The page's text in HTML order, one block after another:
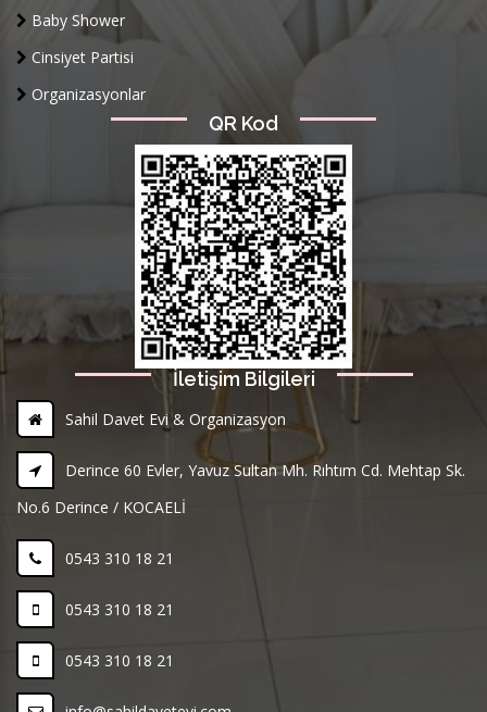
Baby Shower
Cinsiyet Partisi
Organizasyonlar
QR Kod
İletişim Bilgileri
Sahil Davet Evi & Organizasyon
Derince 60 Evler, Yavuz Sultan Mh. Rıhtım Cd. Mehtap Sk.
No.6 Derince / KOCAELİ
0543 310 18 21
0543 310 18 21
0543 310 18 21